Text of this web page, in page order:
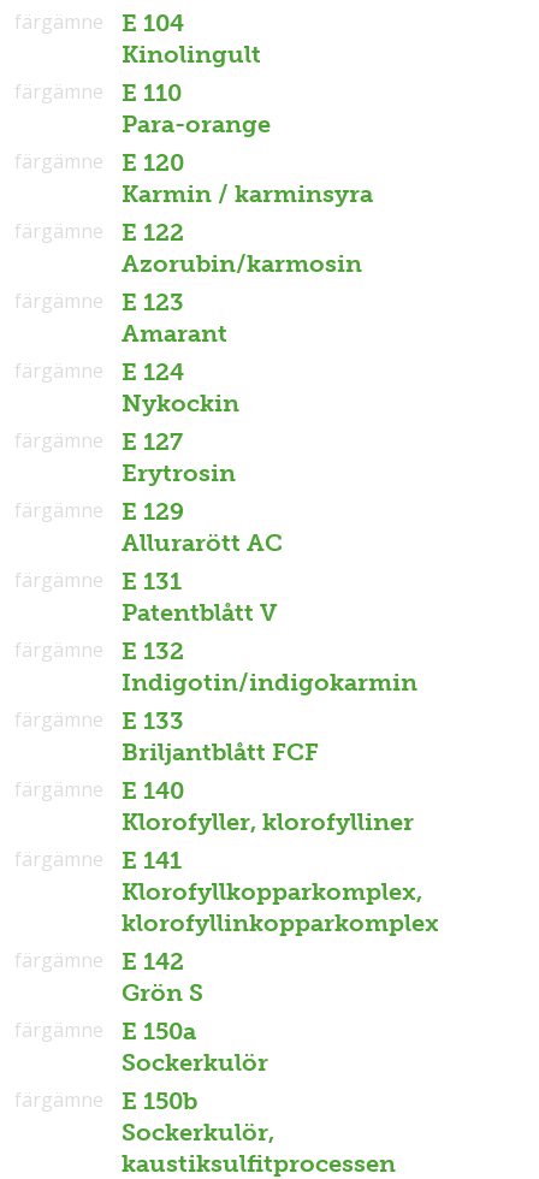
E 104
Kinolingult
färgämne
E 110
Para-orange
färgämne
E 120
Karmin / karminsyra
färgämne
E 122
Azorubin/karmosin
färgämne
E 123
Amarant
färgämne
E 124
Nykockin
färgämne
E 127
Erytrosin
färgämne
E 129
Allurarött AC
färgämne
E 131
Patentblått V
färgämne
E 132
Indigotin/indigokarmin
färgämne
E 133
Briljantblått FCF
färgämne
E 140
Klorofyller, klorofylliner
färgämne
E 141
Klorofyllkopparkomplex,
klorofyllinkopparkomplex
färgämne
E 142
Grön S
färgämne
E 150a
Sockerkulör
färgämne
E 150b
Sockerkulör,
kaustiksulfitprocessen
färgämne